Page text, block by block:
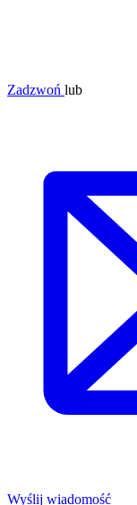
Zadzwoń lub
Wyślij wiadomość